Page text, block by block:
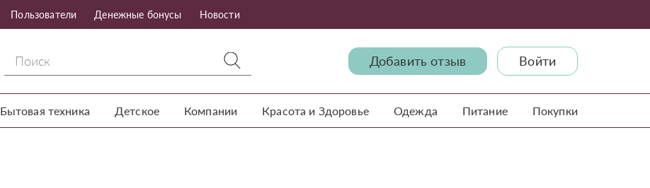
Пользователи Денежные бонусы Новости
Добавить отзыв Войти
Бытовая техника Детское Компании Красота и Здоровье Одежда Питание Покупки